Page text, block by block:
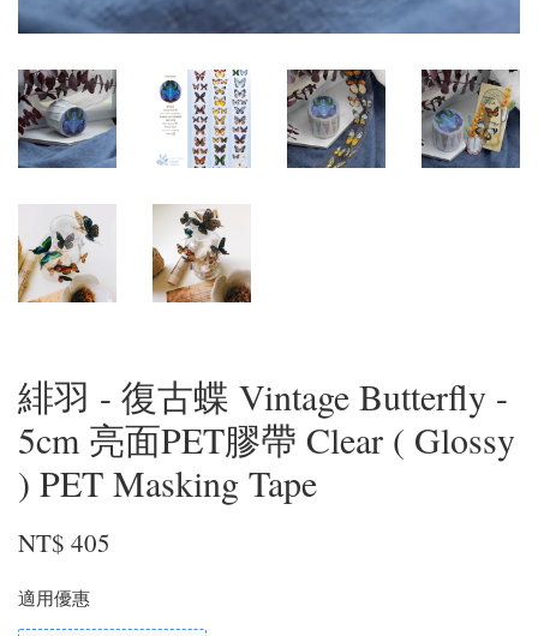
緋羽 - 復古蝶 Vintage Butterfly -
5cm 亮面PET膠帶 Clear ( Glossy
) PET Masking Tape
NT$ 405
適用優惠